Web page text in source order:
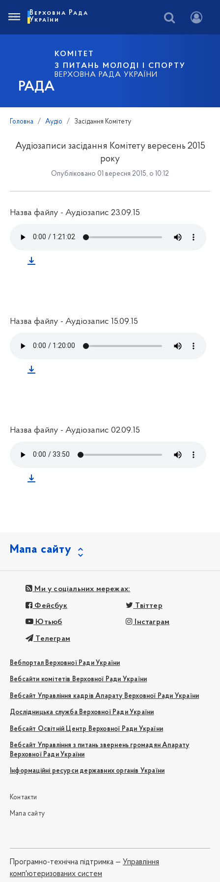
РАДА
КОМІТЕТ
З ПИТАНЬ МОЛОДІ І СПОРТУ
ВЕРХОВНА РАДА УКРАЇНИ
Верховна Рада
України
Головна Аудіо Засідання Комітету
Аудіозаписи засідання Комітету вересень 2015
року
Опубліковано 01 вересня 2015, о 10:12
Назва файлу - Аудіозапис 23.09.15
Назва файлу - Аудіозапис 15.09.15
Назва файлу - Аудіозапис 02.09.15
Мапа сайту
Ми у соціальних мережах:
Фейсбук Твіттер
Ютьюб Інстаграм
Телеграм
Вебпортал Верховної Ради України
Вебсайти комітетів Верховної Ради України
Вебсайт Управління кадрів Апарату Верховної Ради України
Дослідницька служба Верховної Ради України
Вебсайт Освітній Центр Верховної Ради України
Вебсайт Управління з питань звернень громадян Апарату
Верховної Ради України
Інформаційні ресурси державних органів України
Контакти
Мапа сайту
Програмно-технічна підтримка — Управління
комп'ютеризованих систем